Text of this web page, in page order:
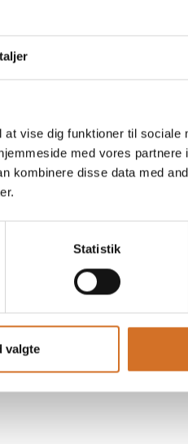
vise dig funktioner til sociale
med vores partnere
kombinere disse data med
Statistik
valgte